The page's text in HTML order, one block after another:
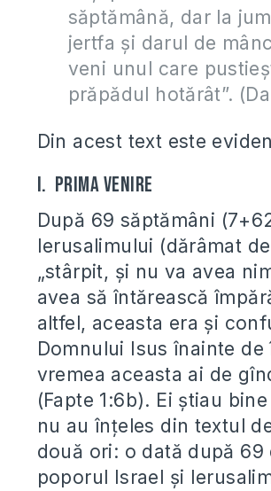
săptămână, dar la
jertfa și darul de
veni unul care
prăpădul hotărât”.
Din acest text este
I. Prima venire
După 69 săptămâni
Ierusalimului (dărâmat
„stârpit, și nu va avea
avea să întărească
altfel, aceasta era și
Domnului Isus înainte
vremea aceasta ai de
(Fapte 1:6b). Ei știau
nu au înțeles din textul
două ori: o dată după
poporul Israel și